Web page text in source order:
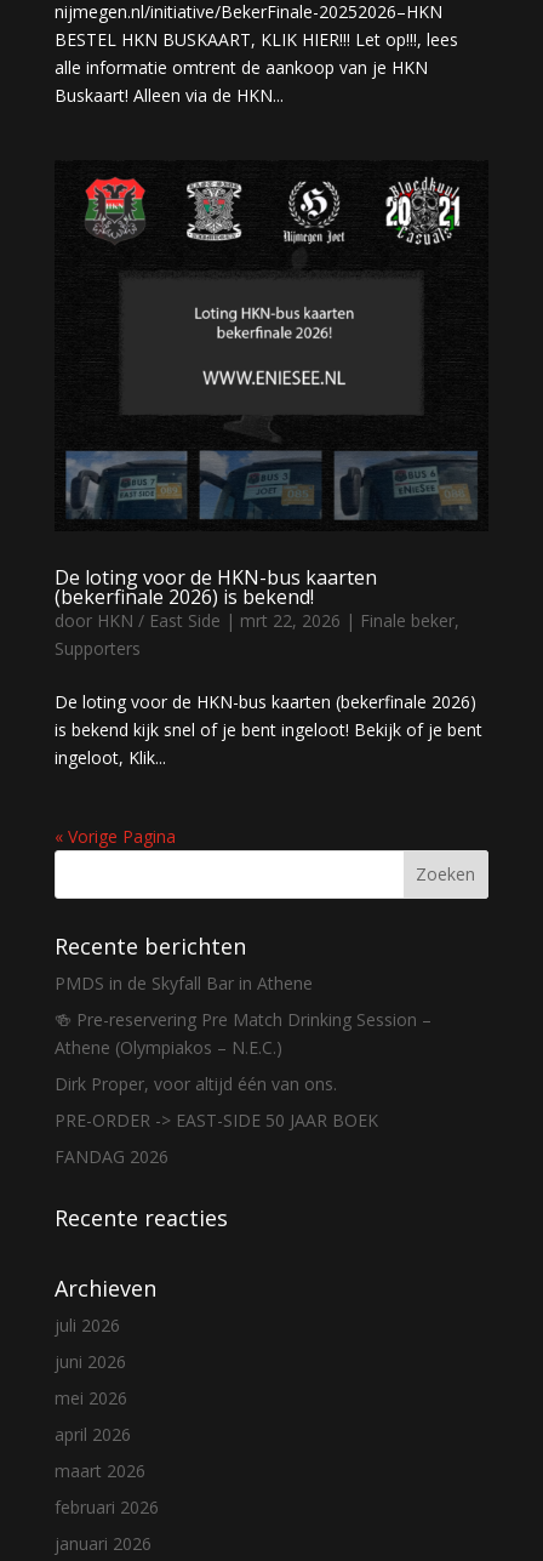
nijmegen.nl/initiative/BekerFinale-20252026–HKN
BESTEL HKN BUSKAART, KLIK HIER!!! Let op!!!, lees
alle informatie omtrent de aankoop van je HKN
Buskaart! Alleen via de HKN...
De loting voor de HKN-bus kaarten
(bekerfinale 2026) is bekend!
door HKN / East Side | mrt 22, 2026 | Finale beker,
Supporters
De loting voor de HKN-bus kaarten (bekerfinale 2026)
is bekend kijk snel of je bent ingeloot! Bekijk of je bent
ingeloot, Klik...
« Vorige Pagina
Recente berichten
PMDS in de Skyfall Bar in Athene
🍻 Pre-reservering Pre Match Drinking Session –
Athene (Olympiakos – N.E.C.)
Dirk Proper, voor altijd één van ons.
PRE-ORDER -> EAST-SIDE 50 JAAR BOEK
FANDAG 2026
Recente reacties
Archieven
juli 2026
juni 2026
mei 2026
april 2026
maart 2026
februari 2026
januari 2026